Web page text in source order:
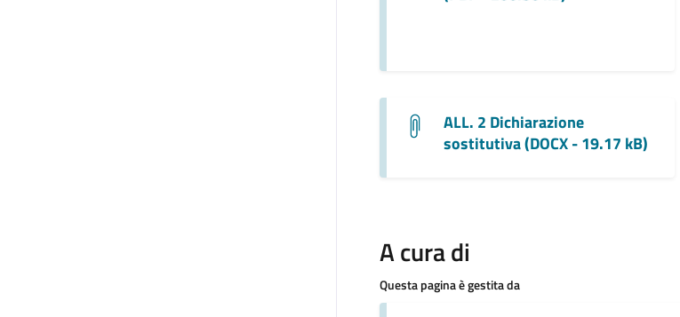
ALL. 2 Dichiarazione
sostitutiva (DOCX - 19.17 kB)
A cura di
Questa pagina è gestita da